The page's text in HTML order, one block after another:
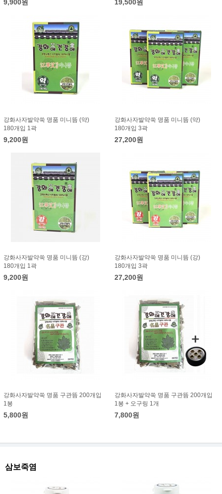
9,900원 19,500원
강화사자발약쑥 명품 미니뜸 (약)
180개입 1곽
9,200원
강화사자발약쑥 명품 미니뜸 (약)
180개입 3곽
27,200원
강화사자발약쑥 명품 미니뜸 (강)
180개입 1곽
9,200원
강화사자발약쑥 명품 미니뜸 (강)
180개입 3곽
27,200원
강화사자발약쑥 명품 구관뜸 200개입
1봉
5,800원
강화사자발약쑥 명품 구관뜸 200개입
1봉 + 오구링 1개
7,800원
삼보죽염